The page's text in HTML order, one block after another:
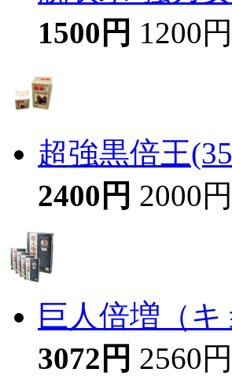
1500円 1200円
超強黒倍王
2400円 2000円
巨人倍増（
3072円 2560円